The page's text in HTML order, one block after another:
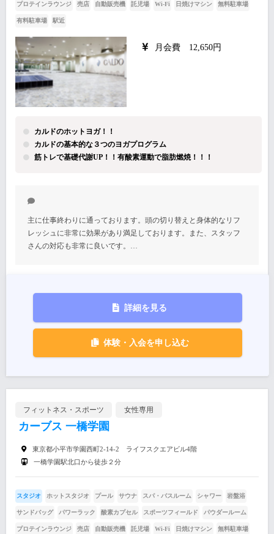
プロテインラウンジ 売店 自動販売機 託児場 Wi-Fi 日焼けマシン 無料駐車場
有料駐車場 駅近
月会費 12,650円
カルドのホットヨガ！！
カルドの基本的な３つのヨガプログラム
筋トレで基礎代謝UP！！有酸素運動で脂肪燃焼！！！
主に仕事終わりに通っております。頭の切り替えと身体的なリフ
レッシュに非常に効果があり満足しております。また、スタッフ
さんの対応も非常に良いです。…
詳細を見る
体験・入会を申し込む
フィットネス・スポーツ 女性専用
カーブス 一橋学園
東京都小平市学園西町2-14-2 ライフスクエアビル4階
一橋学園駅北口から徒歩２分
スタジオ ホットスタジオ プール サウナ スパ・バスルーム シャワー 岩盤浴
サンドバッグ パワーラック 酸素カプセル スポーツフィールド パウダールーム
プロテインラウンジ 売店 自動販売機 託児場 Wi-Fi 日焼けマシン 無料駐車場